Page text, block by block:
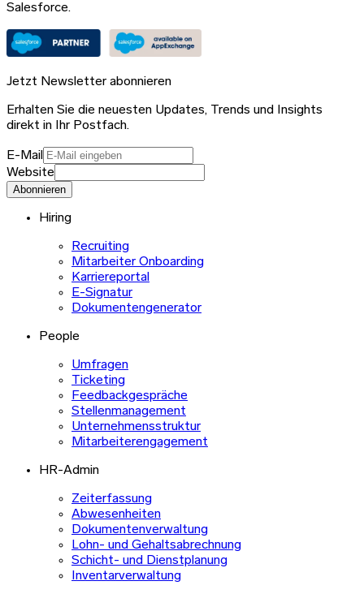
Salesforce.
Jetzt Newsletter abonnieren
Erhalten Sie die neuesten Updates, Trends und Insights
direkt in Ihr Postfach.
E-Mail
Website
Abonnieren
Hiring
Recruiting
Mitarbeiter Onboarding
Karriereportal
E-Signatur
Dokumentengenerator
People
Umfragen
Ticketing
Feedbackgespräche
Stellenmanagement
Unternehmensstruktur
Mitarbeiterengagement
HR-Admin
Zeiterfassung
Abwesenheiten
Dokumentenverwaltung
Lohn- und Gehaltsabrechnung
Schicht- und Dienstplanung
Inventarverwaltung